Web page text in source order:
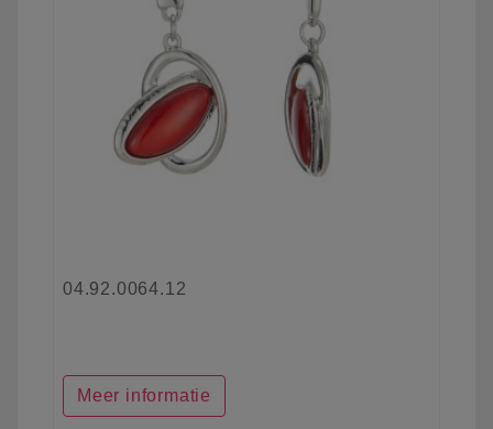
04.92.0064.12
Meer informatie